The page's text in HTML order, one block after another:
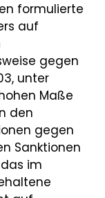
formulierte
auf
gegen
unter
Maße
den
gegen
Sanktionen
im